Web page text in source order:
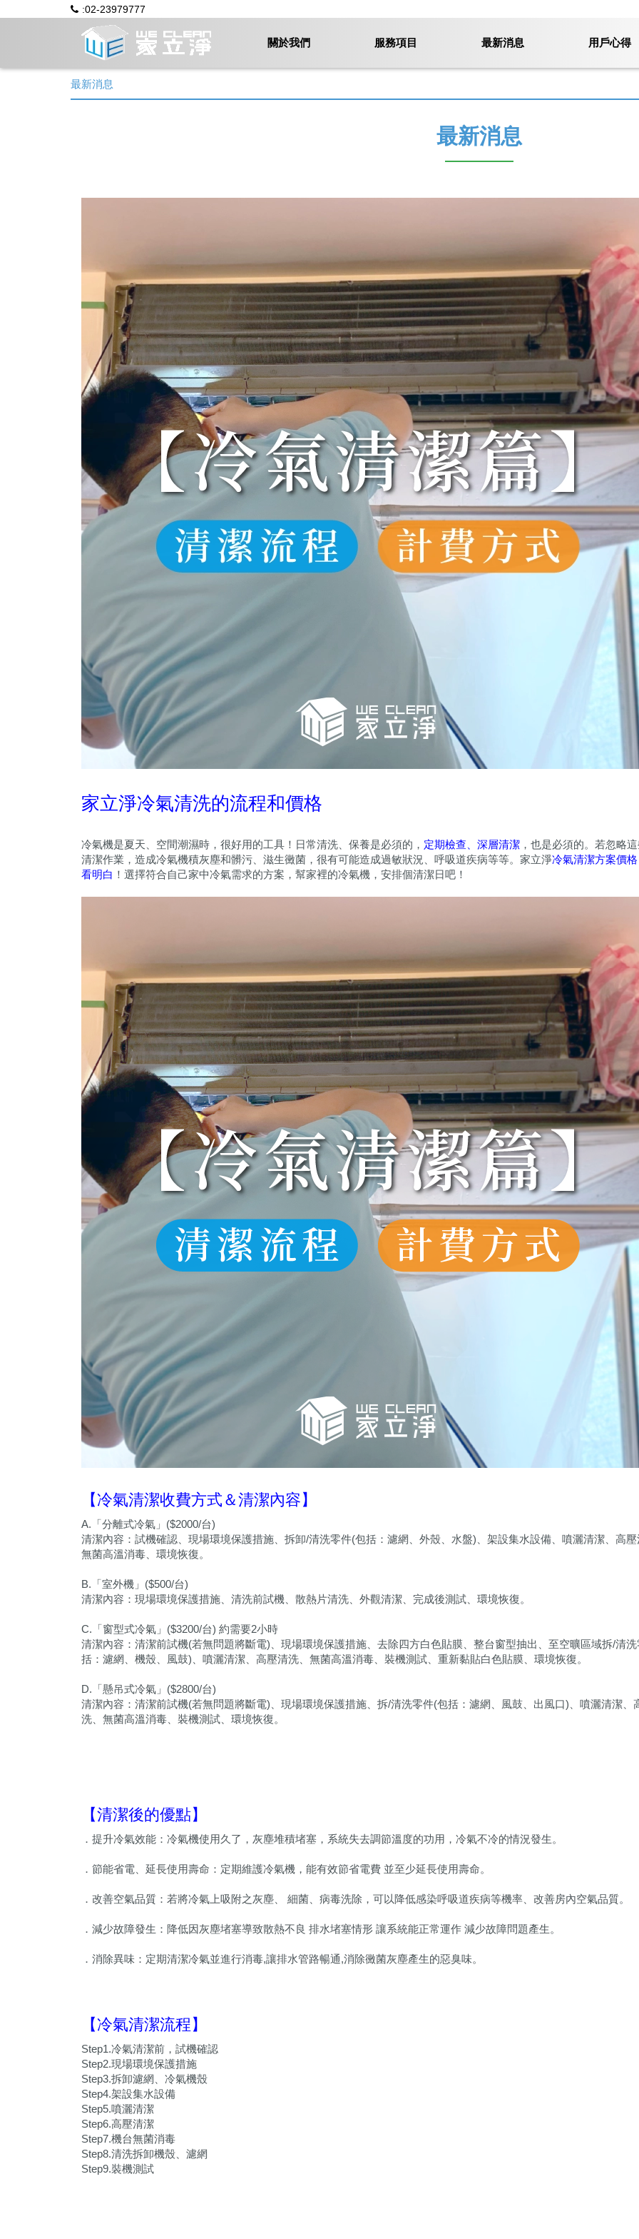
:02-23979777
關於我們 服務項目 最新消息 用戶心得
最新消息
最新消息
家立淨冷氣清洗的流程和價格
冷氣機是夏天、空間潮濕時，很好用的工具！日常清洗、保養是必須的， 定期檢查、深層清潔 ，也是必須的。若忽略
清潔作業，造成冷氣機積灰塵和髒污、滋生黴菌，很有可能造成過敏狀況、呼吸道疾病等等。家立淨冷氣清潔方案價
看明白 ！選擇符合自己家中冷氣需求的方案，幫家裡的冷氣機，安排個清潔日吧！
【冷氣清潔收費方式＆清潔內容】
A.「分離式冷氣」($2000/台)
清潔內容：試機確認、現場環境保護措施、拆卸/清洗零件(包括：濾網、外殼、水盤)、架設集水設備、噴灑清潔、高
無菌高溫消毒、環境恢復。
B.「室外機」($500/台)
清潔內容：現場環境保護措施、清洗前試機、散熱片清洗、外觀清潔、完成後測試、環境恢復。
C.「窗型式冷氣」($3200/台) 約需要2小時
清潔內容：清潔前試機(若無問題將斷電)、現場環境保護措施、去除四方白色貼膜、整台窗型抽出、至空曠區域拆/清
括：濾網、機殼、風鼓)、噴灑清潔、高壓清洗、無菌高溫消毒、裝機測試、重新黏貼白色貼膜、環境恢復。
D.「懸吊式冷氣」($2800/台)
清潔內容：清潔前試機(若無問題將斷電)、現場環境保護措施、拆/清洗零件(包括：濾網、風鼓、出風口)、噴灑清潔、
洗、無菌高溫消毒、裝機測試、環境恢復。
【清潔後的優點】
．提升冷氣效能：冷氣機使用久了，灰塵堆積堵塞，系統失去調節溫度的功用，冷氣不冷的情況發生。
．節能省電、延長使用壽命：定期維護冷氣機，能有效節省電費 並至少延長使用壽命。
．改善空氣品質：若將冷氣上吸附之灰塵、 細菌、病毒洗除，可以降低感染呼吸道疾病等機率、改善房內空氣品質。
．減少故障發生：降低因灰塵堵塞導致散熱不良 排水堵塞情形 讓系統能正常運作 減少故障問題產生。
．消除異味：定期清潔冷氣並進行消毒,讓排水管路暢通,消除黴菌灰塵產生的惡臭味。
【冷氣清潔流程】
Step1.冷氣清潔前，試機確認
Step2.現場環境保護措施
Step3.拆卸濾網、冷氣機殼
Step4.架設集水設備
Step5.噴灑清潔
Step6.高壓清潔
Step7.機台無菌消毒
Step8.清洗拆卸機殼、濾網
Step9.裝機測試